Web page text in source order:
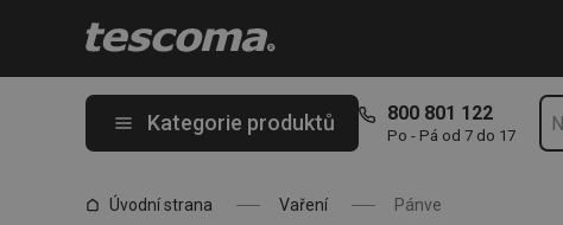
Kategorie produktů 800 801 122
Po - Pá od 7 do 17
Úvodní strana Vaření Pánve